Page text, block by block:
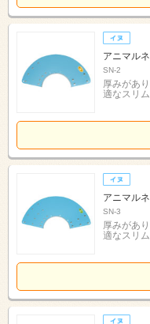
アニマル
SN-2
厚みがあ
適なスリ
アニマル
SN-3
厚みがあ
適なスリ